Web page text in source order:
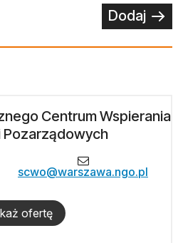
Dodaj
Centrum Wspierania
Pozarządowych
scwo@warszawa.ngo.pl
ofertę